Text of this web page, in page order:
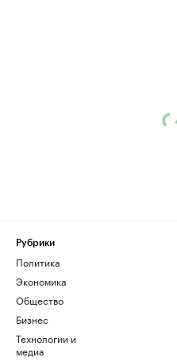
Рубрики
Политика
Экономика
Общество
Бизнес
Технологии и
медиа